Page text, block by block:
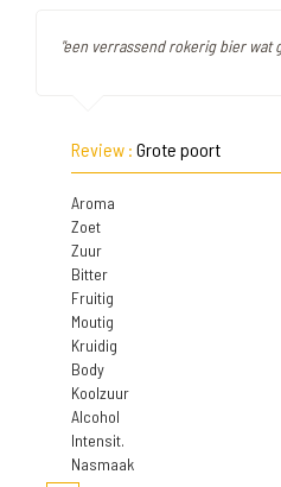
"een verrassend rokerig bier wat
Review : Grote poort
Aroma
Zoet
Zuur
Bitter
Fruitig
Moutig
Kruidig
Body
Koolzuur
Alcohol
Intensit.
Nasmaak